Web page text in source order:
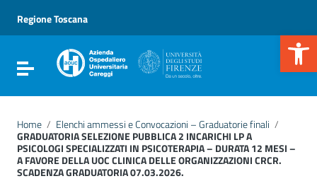
Vai al menu di navigazione
Vai al footer
Regione Toscana
Attiva / disattiva la navigazione
Home / Elenchi ammessi e Convocazioni – Graduatorie finali /
GRADUATORIA SELEZIONE PUBBLICA 2 INCARICHI LP A
PSICOLOGI SPECIALIZZATI IN PSICOTERAPIA – DURATA 12 MESI –
A FAVORE DELLA UOC CLINICA DELLE ORGANIZZAZIONI CRCR.
SCADENZA GRADUATORIA 07.03.2026.